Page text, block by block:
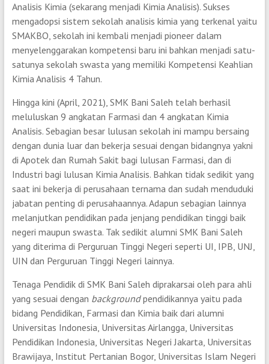
Analisis Kimia (sekarang menjadi Kimia Analisis). Sukses
mengadopsi sistem sekolah analisis kimia yang terkenal yaitu
SMAKBO, sekolah ini kembali menjadi pioneer dalam
menyelenggarakan kompetensi baru ini bahkan menjadi satu-
satunya sekolah swasta yang memiliki Kompetensi Keahlian
Kimia Analisis 4 Tahun.
Hingga kini (April, 2021), SMK Bani Saleh telah berhasil
meluluskan 9 angkatan Farmasi dan 4 angkatan Kimia
Analisis. Sebagian besar lulusan sekolah ini mampu bersaing
dengan dunia luar dan bekerja sesuai dengan bidangnya yakni
di Apotek dan Rumah Sakit bagi lulusan Farmasi, dan di
Industri bagi lulusan Kimia Analisis. Bahkan tidak sedikit yang
saat ini bekerja di perusahaan ternama dan sudah menduduki
jabatan penting di perusahaannya. Adapun sebagian lainnya
melanjutkan pendidikan pada jenjang pendidikan tinggi baik
negeri maupun swasta. Tak sedikit alumni SMK Bani Saleh
yang diterima di Perguruan Tinggi Negeri seperti UI, IPB, UNJ,
UIN dan Perguruan Tinggi Negeri lainnya.
Tenaga Pendidik di SMK Bani Saleh diprakarsai oleh para ahli
yang sesuai dengan backgroundpendidikannya yaitu pada
bidang Pendidikan, Farmasi dan Kimia baik dari alumni
Universitas Indonesia, Universitas Airlangga, Universitas
Pendidikan Indonesia, Universitas Negeri Jakarta, Universitas
Brawijaya, Institut Pertanian Bogor, Universitas Islam Negeri